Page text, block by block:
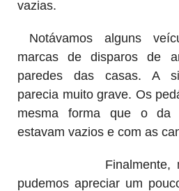
Notávamos alguns
marcas de disparos de
paredes das casas. A
parecia muito grave. Os
mesma forma que o da
estavam vazios e com as
Finalmente, mais
pudemos apreciar um